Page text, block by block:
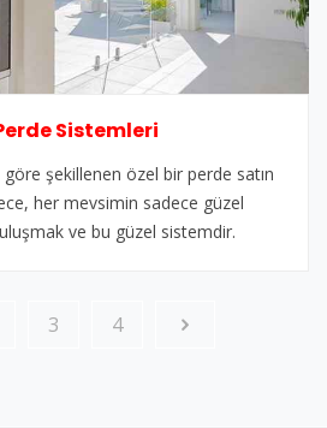
Sistemleri
şekillenen özel bir perde satın
her mevsimin sadece güzel
ve bu güzel sistemdir.
3 4